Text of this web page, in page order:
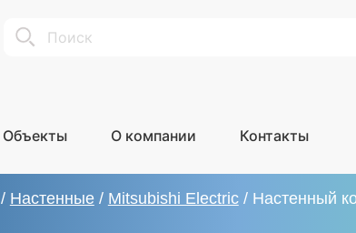
Search
Объекты О компании Контакты
/ Настенные / Mitsubishi Electric / Настенный